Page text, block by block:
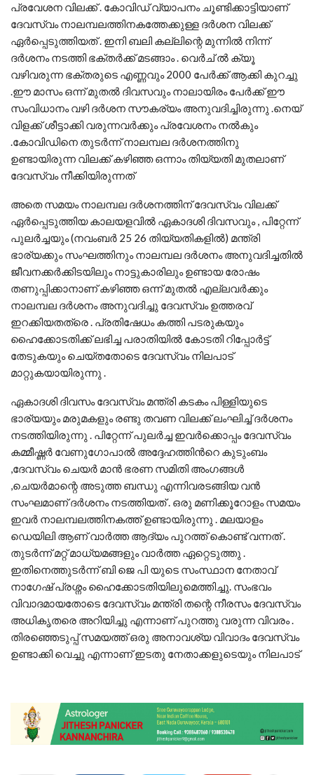
പ്രവേശന വിലക്ക് . കോവിഡ് വ്യാപനം ചൂണ്ടിക്കാട്ടിയാണ്
ദേവസ്വം നാലമ്പലത്തിനകത്തേക്കുള്ള ദർശന വിലക്ക്
ഏർപ്പെടുത്തിയത് . ഇനി ബലി കല്ലിന്റെ മുന്നിൽ നിന്ന്
ദർശനം നടത്തി ഭക്തർക്ക് മടങ്ങാം . വെർച് ൽ ക്യൂ
വഴിവരുന്ന ഭക്തരുടെ എണ്ണവും 2000 പേർക്ക് ആക്കി കുറച്ചു
.ഈ മാസം ഒന്ന് മുതൽ ദിവസവും നാലായിരം പേർക്ക് ഈ
സംവിധാനം വഴി ദർശന സൗകര്യം അനുവദിച്ചിരുന്നു .നെയ്
വിളക്ക് ശീട്ടാക്കി വരുന്നവർക്കും പ്രവേശനം നൽകും
.കോവിഡിനെ തുടർന്ന് നാലമ്പല ദർശനത്തിനു
ഉണ്ടായിരുന്ന വിലക്ക് കഴിഞ്ഞ ഒന്നാം തിയ്യതി മുതലാണ്
ദേവസ്വം നീക്കിയിരുന്നത്
അതെ സമയം നാലമ്പല ദർശനത്തിന് ദേവസ്വം വിലക്ക്
ഏർപ്പെടുത്തിയ കാലയളവിൽ ഏകാദശി ദിവസവും , പിറ്റേന്ന്
പുലർച്ചയും (നവംബർ 25 26 തിയ്യതികളിൽ) മന്ത്രി
ഭാര്യക്കും സംഘത്തിനും നാലമ്പല ദർശനം അനുവദിച്ചതിൽ
ജീവനക്കർക്കിടയിലും നാട്ടുകാരിലും ഉണ്ടായ രോഷം
തണുപ്പിക്കാനാണ് കഴിഞ്ഞ ഒന്ന് മുതൽ എല്ലവർക്കും
നാലമ്പല ദർശനം അനുവദിച്ചു ദേവസ്വം ഉത്തരവ്
ഇറക്കിയതത്രെ . പ്രതിഷേധം കത്തി പടരുകയും
ഹൈക്കോടതിക്ക് ലഭിച്ച പരാതിയിൽ കോടതി റിപ്പോർട്ട്
തേടുകയും ചെയ്തതോടെ ദേവസ്വം നിലപാട്
മാറ്റുകയായിരുന്നു .
ഏകാദശി ദിവസം ദേവസ്വം മന്ത്രി കടകം പിള്ളിയുടെ
ഭാര്യയും മരുമകളും രണ്ടു തവണ വിലക്ക് ലംഘിച്ച് ദർശനം
നടത്തിയിരുന്നു . പിറ്റേന്ന് പുലർച്ച ഇവർക്കൊപ്പം ദേവസ്വം
കമ്മീഷ്ണർ വേണുഗോപാൽ അദ്ദേഹത്തിൻറെ കുടുംബം
,ദേവസ്വം ചെയർ മാൻ ഭരണ സമിതി അംഗങ്ങൾ
,ചെയർമാന്റെ അടുത്ത ബന്ധു എന്നിവരടങ്ങിയ വൻ
സംഘമാണ് ദർശനം നടത്തിയത് . ഒരു മണിക്കൂറോളം സമയം
ഇവർ നാലമ്പലത്തിനകത്ത് ഉണ്ടായിരുന്നു . മലയാളം
ഡെയിലി ആണ് വാർത്ത ആദ്യം പുറത്ത് കൊണ്ട് വന്നത് .
തുടർന്ന് മറ്റ് മാധ്യമങ്ങളും വാർത്ത ഏറ്റെടുത്തു .
ഇതിനെത്തുടർന്ന് ബി ജെ പി യുടെ സംസ്ഥാന നേതാവ്
നാഗേഷ് പ്രശ്നം ഹൈക്കോടതിയിലുമെത്തിച്ചു. സംഭവം
വിവാദമായതോടെ ദേവസ്വം മന്ത്രി തന്റെ നീരസം ദേവസ്വം
അധികൃതരെ അറിയിച്ചു എന്നാണ് പുറത്തു വരുന്ന വിവരം .
തിരഞ്ഞെടുപ്പ് സമയത്ത് ഒരു അനാവശ്യ വിവാദം ദേവസ്വം
ഉണ്ടാക്കി വെച്ചു എന്നാണ് ഇടതു നേതാക്കളുടെയും നിലപാട്